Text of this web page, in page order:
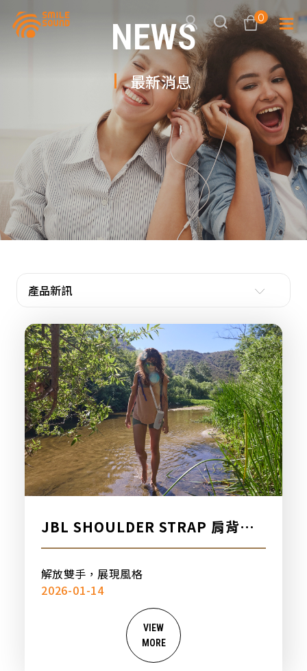
0
查看購物車
商品分類查詢
請選擇商品分類
請選擇分類
品牌分
多媒體
家用音
周邊系
活動專
劇院系
監聽系
NEWS
最新消息
產品新訊
JBL SHOULDER STRAP 肩背
帶，新品上市
解放雙手，展現風格
2026-01-14
VIEW
MORE